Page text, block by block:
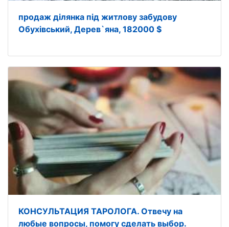
продаж ділянка під житлову забудову
Обухівський, Дерев`яна, 182000 $
КОНСУЛЬТАЦИЯ ТАРОЛОГА. Отвечу на
любые вопросы, помогу сделать выбор.